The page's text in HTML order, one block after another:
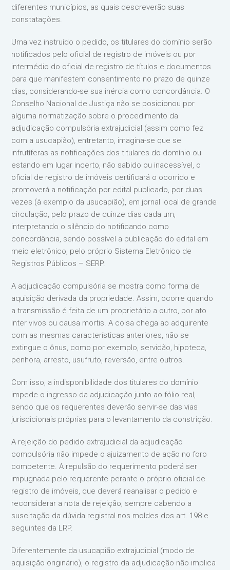
diferentes municípios, as quais descreverão suas
constatações.
Uma vez instruído o pedido, os titulares do domínio serão
notificados pelo oficial de registro de imóveis ou por
intermédio do oficial de registro de títulos e documentos
para que manifestem consentimento no prazo de quinze
dias, considerando-se sua inércia como concordância. O
Conselho Nacional de Justiça não se posicionou por
alguma normatização sobre o procedimento da
adjudicação compulsória extrajudicial (assim como fez
com a usucapião), entretanto, imagina-se que se
infrutíferas as notificações dos titulares do domínio ou
estando em lugar incerto, não sabido ou inacessível, o
oficial de registro de imóveis certificará o ocorrido e
promoverá a notificação por edital publicado, por duas
vezes (à exemplo da usucapião), em jornal local de grande
circulação, pelo prazo de quinze dias cada um,
interpretando o silêncio do notificando como
concordância, sendo possível a publicação do edital em
meio eletrônico, pelo próprio Sistema Eletrônico de
Registros Públicos – SERP.
A adjudicação compulsória se mostra como forma de
aquisição derivada da propriedade. Assim, ocorre quando
a transmissão é feita de um proprietário a outro, por ato
inter vivos ou causa mortis. A coisa chega ao adquirente
com as mesmas características anteriores, não se
extingue o ônus, como por exemplo, servidão, hipoteca,
penhora, arresto, usufruto, reversão, entre outros.
Com isso, a indisponibilidade dos titulares do domínio
impede o ingresso da adjudicação junto ao fólio real,
sendo que os requerentes deverão servir-se das vias
jurisdicionais próprias para o levantamento da constrição.
A rejeição do pedido extrajudicial da adjudicação
compulsória não impede o ajuizamento de ação no foro
competente. A repulsão do requerimento poderá ser
impugnada pelo requerente perante o próprio oficial de
registro de imóveis, que deverá reanalisar o pedido e
reconsiderar a nota de rejeição, sempre cabendo a
suscitação da dúvida registral nos moldes dos art. 198 e
seguintes da LRP.
Diferentemente da usucapião extrajudicial (modo de
aquisição originário), o registro da adjudicação não implica